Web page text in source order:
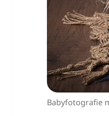
Babyfotografie